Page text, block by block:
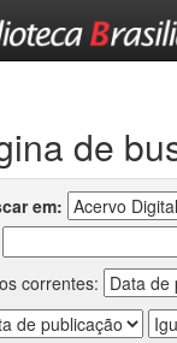
de
em:
correntes: